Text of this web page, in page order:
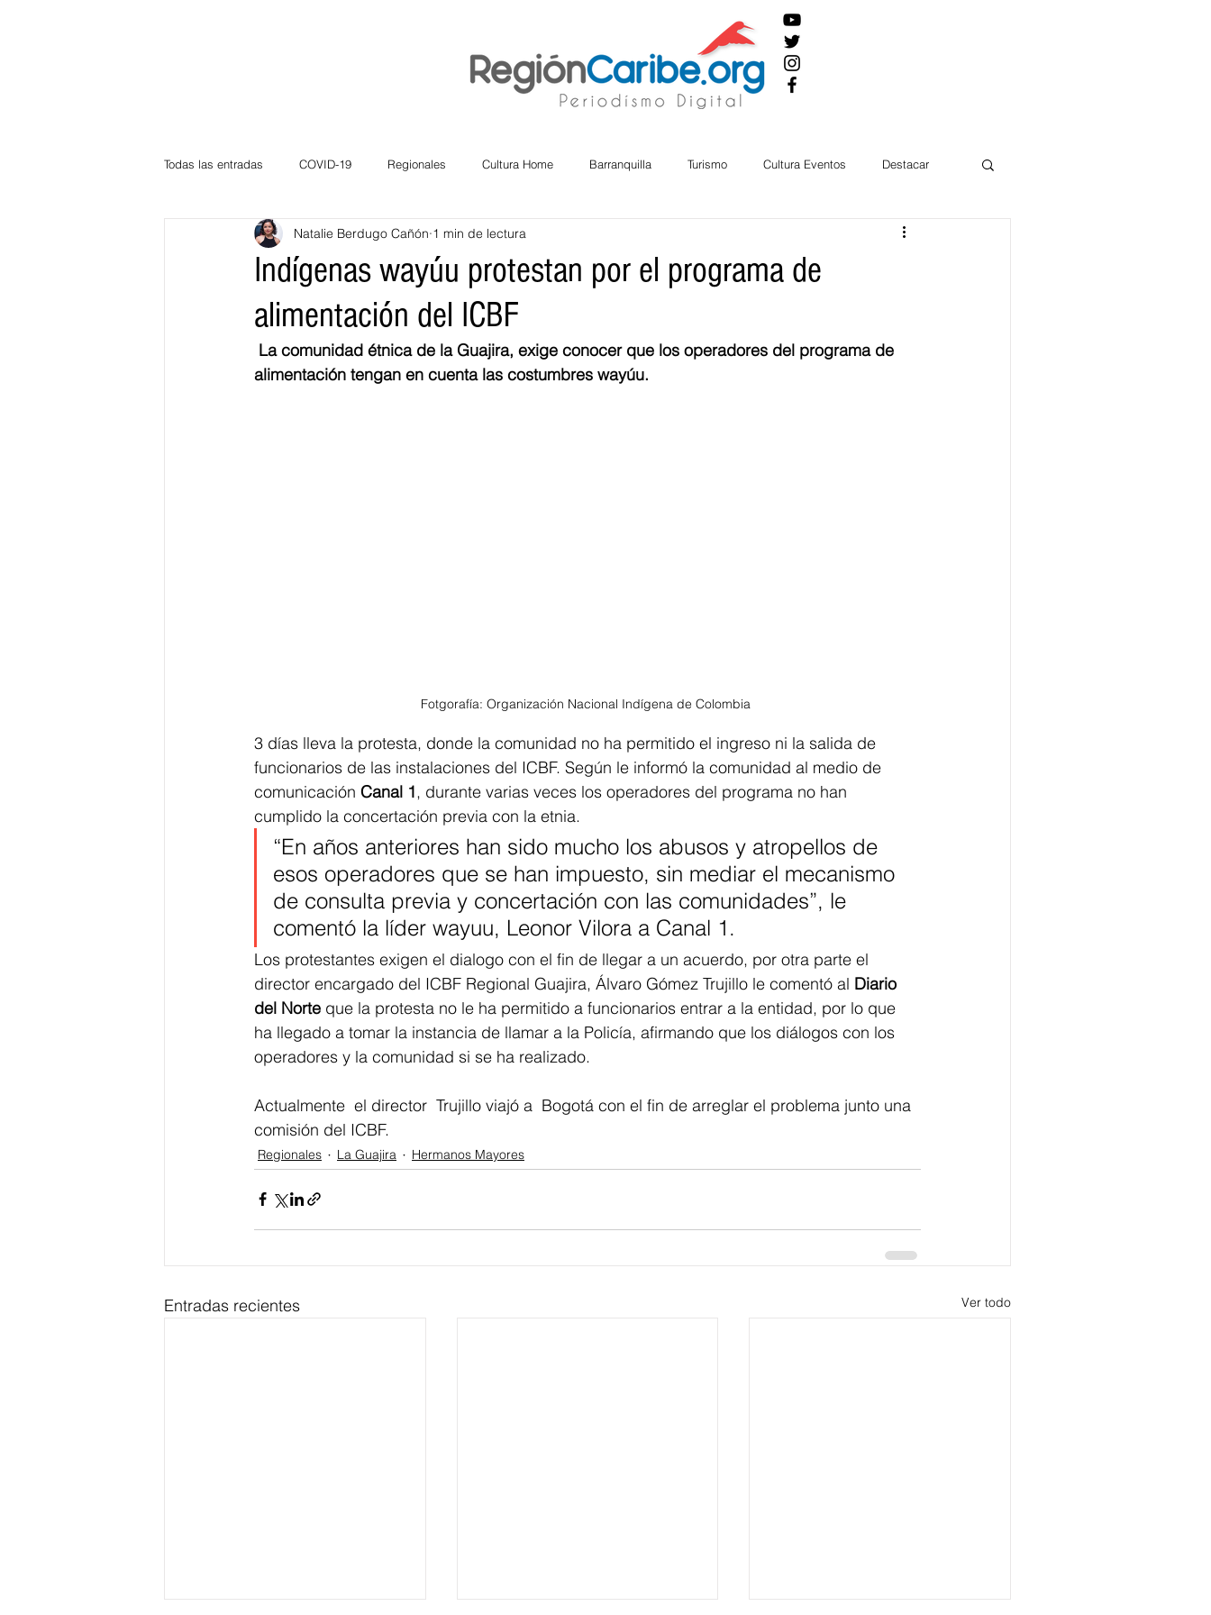
Todas las entradas COVID-19 Regionales Cultura Home Barranquilla Turismo Cultura Eventos Destacar
Atlántico La Guajira Cesar English
Bloggeros Hermanos Mayores Economía
Educación BID BIENESTAR AMBIENTAL AFRO
Indígenas wayúu protestan por el programa de
alimentación del ICBF
Natalie Berdugo Cañón 1 min de lectura
La comunidad étnica de la Guajira, exige conocer que los operadores del programa de
alimentación tengan en cuenta las costumbres wayúu.
Fotgorafía: Organización Nacional Indígena de Colombia
3 días lleva la protesta, donde la comunidad no ha permitido el ingreso ni la salida de
funcionarios de las instalaciones del ICBF. Según le informó la comunidad al medio de
comunicación Canal 1, durante varias veces los operadores del programa no han
cumplido la concertación previa con la etnia.
“En años anteriores han sido mucho los abusos y atropellos de
esos operadores que se han impuesto, sin mediar el mecanismo
de consulta previa y concertación con las comunidades”, le
comentó la líder wayuu, Leonor Vilora a Canal 1.
Los protestantes exigen el dialogo con el fin de llegar a un acuerdo, por otra parte el
director encargado del ICBF Regional Guajira, Álvaro Gómez Trujillo le comentó al Diario
del Norte que la protesta no le ha permitido a funcionarios entrar a la entidad, por lo que
ha llegado a tomar la instancia de llamar a la Policía, afirmando que los diálogos con los
operadores y la comunidad si se ha realizado.
Actualmente  el director  Trujillo viajó a  Bogotá con el fin de arreglar el problema junto una
comisión del ICBF.
Regionales La Guajira Hermanos Mayores
Entradas recientes Ver todo